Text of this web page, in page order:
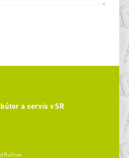
a servis v SR
Ružinov